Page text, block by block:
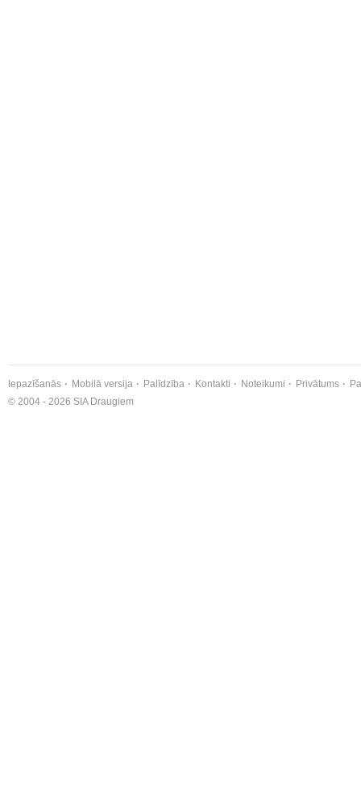
Iepazīšanās Mobilā versija Palīdzība Kontakti Noteikumi Privātums
© 2004 - 2026 SIA Draugiem